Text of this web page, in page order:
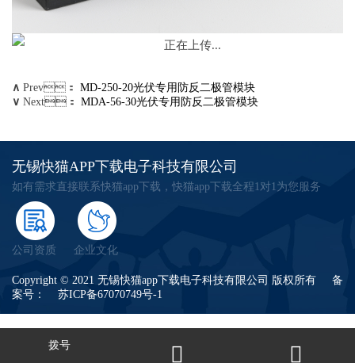
∧ Prev： MD-250-20光伏专用防反二极管模块
∨ Next： MDA-56-30光伏专用防反二极管模块
无锡快猫APP下载电子科技有限公司
如有需求直接联系快猫app下载，快猫app下载全程1对1为您服务
公司资质 企业文化
Copyright © 2021 无锡快猫app下载电子科技有限公司 版权所有 备
案号： 苏ICP备67070749号-1
拨号